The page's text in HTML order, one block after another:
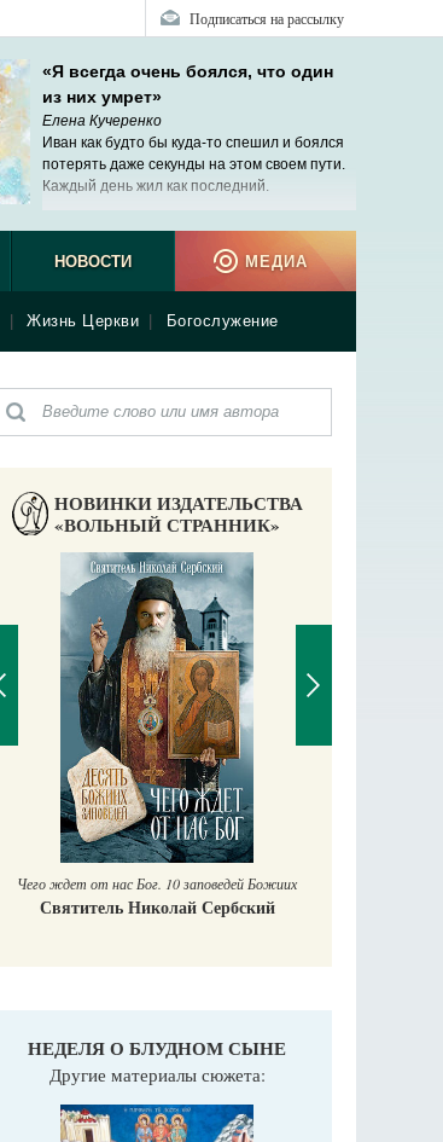
Подписаться на рассылку
«Я всегда очень боялся, что один
из них умрет»
Елена Кучеренко
Иван как будто бы куда-то спешил и боялся
потерять даже секунды на этом своем пути.
Каждый день жил как последний.
Жизнь Церкви Богослужение
НОВОСТИ МЕДИА
НОВИНКИ ИЗДАТЕЛЬСТВА
«ВОЛЬНЫЙ СТРАННИК»
Чего ждет от нас Бог. 10 заповедей Божиих
Святитель Николай Сербский
НЕДЕЛЯ О БЛУДНОМ СЫНЕ
Другие материалы сюжета: